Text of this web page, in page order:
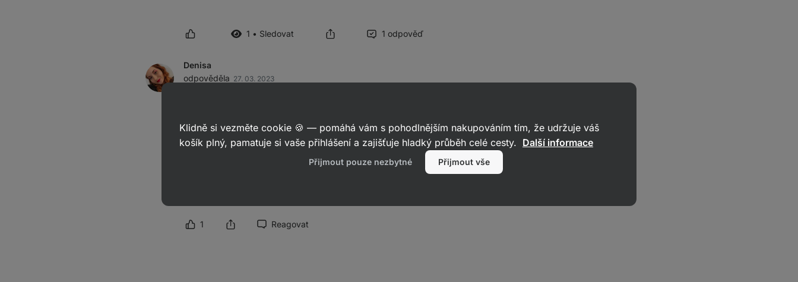
1 • Sledovat 1 odpověď
Denisa
odpověděla 27. 03. 2023
děkujeme za podmět.
Rádi se zamyslíme, zda produkt doplníme do našeho sortimentu. Určitě sledujte naše novinky, kde se
1 Reagovat
Klidně si vezměte cookie 🍪 — pomáhá vám s pohodlnějším nakupováním tím, že udržuje váš
košík plný, pamatuje si vaše přihlášení a zajišťuje hladký průběh celé cesty. Další informace
Přijmout pouze nezbytné Přijmout vše